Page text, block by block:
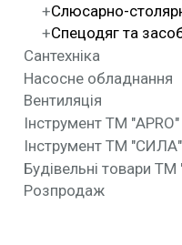
Слюсарно-
Спецодяг та
Сантехніка
Насосне обладнання
Вентиляція
Інструмент ТМ "APRO"
Інструмент ТМ "СИЛА"
Будівельні товари ТМ
Розпродаж